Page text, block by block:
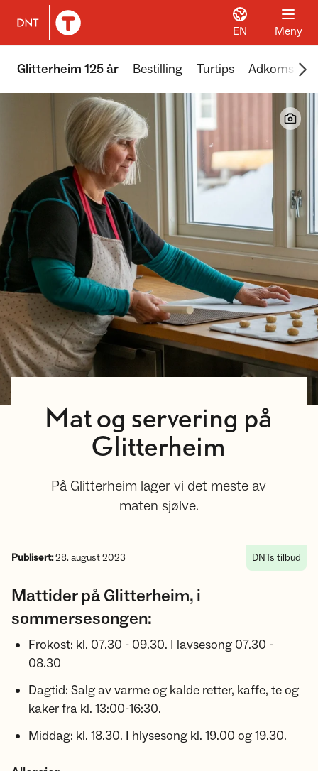
Til DNT.no forside
EN Meny
Glitterheim 125 år Bestilling Turtips Adkomst
Mat og servering på
Glitterheim
På Glitterheim lager vi det meste av
maten sjølve.
Publisert:28. august 2023 DNTs tilbud
Mattider på Glitterheim, i
sommersesongen:
Frokost: kl. 07.30 - 09.30. I lavsesong 07.30 -
08.30
Dagtid: Salg av varme og kalde retter, kaffe, te og
kaker fra kl. 13:00-16:30.
Middag: kl. 18.30. I hlysesong kl. 19.00 og 19.30.